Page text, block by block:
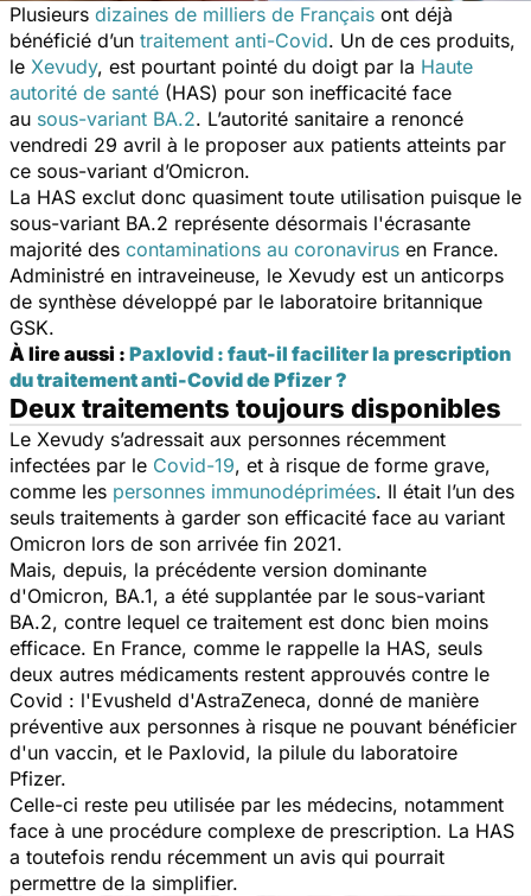
Plusieurs dizaines de milliers de Français ont déjà
bénéficié d’un traitement anti-Covid. Un de ces produits,
le Xevudy, est pourtant pointé du doigt par la Haute
autorité de santé (HAS) pour son inefficacité face
au sous-variant BA.2. L’autorité sanitaire a renoncé
vendredi 29 avril à le proposer aux patients atteints par
ce sous-variant d’Omicron.
La HAS exclut donc quasiment toute utilisation puisque le
sous-variant BA.2 représente désormais l'écrasante
majorité des contaminations au coronavirus en France.
Administré en intraveineuse, le Xevudy est un anticorps
de synthèse développé par le laboratoire britannique
GSK.
À lire aussi : Paxlovid : faut-il faciliter la prescription
du traitement anti-Covid de Pfizer ?
Deux traitements toujours disponibles
Le Xevudy s’adressait aux personnes récemment
infectées par le Covid-19, et à risque de forme grave,
comme les personnes immunodéprimées. Il était l’un des
seuls traitements à garder son efficacité face au variant
Omicron lors de son arrivée fin 2021.
Mais, depuis, la précédente version dominante
d'Omicron, BA.1, a été supplantée par le sous-variant
BA.2, contre lequel ce traitement est donc bien moins
efficace. En France, comme le rappelle la HAS, seuls
deux autres médicaments restent approuvés contre le
Covid : l'Evusheld d'AstraZeneca, donné de manière
préventive aux personnes à risque ne pouvant bénéficier
d'un vaccin, et le Paxlovid, la pilule du laboratoire
Pfizer.
Celle-ci reste peu utilisée par les médecins, notamment
face à une procédure complexe de prescription. La HAS
a toutefois rendu récemment un avis qui pourrait
permettre de la simplifier.